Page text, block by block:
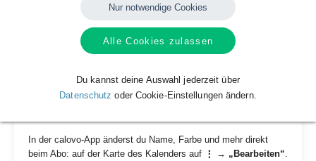
Rechtsklick auf den Kalender → „Informationen“ →
Google Kalender (Web):Drei-Punkte-Menü neben dem
Kalender → Farbe wählen.
calovo-App (Android): alles an einer
In der calovo-App änderst du Name, Farbe und mehr direkt
beim Abo: auf der Karte des Kalenders auf ⋮ → „Bearbeiten“
Nur notwendige Cookies
Alle Cookies zulassen
Du kannst deine Auswahl jederzeit über
Datenschutz oder Cookie-Einstellungen ändern.